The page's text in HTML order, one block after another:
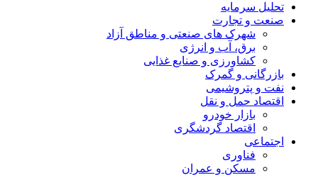
تحلیل‌ سرمایه
صنعت و تجارت
شهرک های صنعتی و مناطق آزاد
برق، آب و انرژی
کشاورزی و صنایع غذایی
بازرگانی و گمرک
نفت و پتروشیمی
اقتصاد حمل و نقل
بازار خودرو
اقتصاد گردشگری
اجتماعی
فناوری
مسکن و عمران